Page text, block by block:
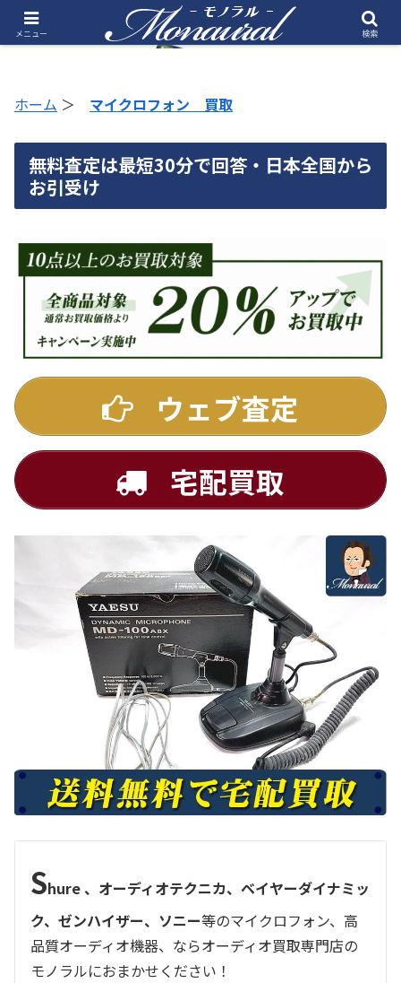
ホーム ＞ マイクロフォン 買取
無料査定は最短30分で回答・日本全国から
お引受け
ウェブ査定
宅配買取
Shure 、オーディオテクニカ、ベイヤーダイナミッ
ク、ゼンハイザー、ソニー等のマイクロフォン、高
品質オーディオ機器、ならオーディオ買取専門店の
モノラルにおまかせください！
メニュー 検索